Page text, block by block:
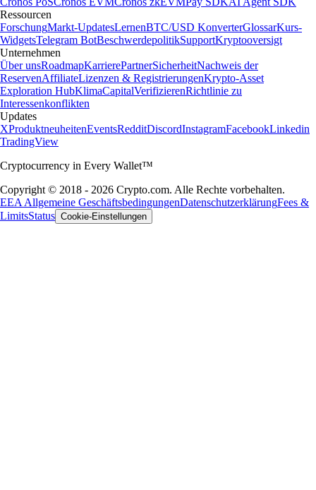
Ressourcen
ForschungMarkt-UpdatesLernenBTC/USD KonverterGlossarKurs-
WidgetsTelegram BotBeschwerdepolitikSupportKryptooversigt
Unternehmen
Über unsRoadmapKarrierePartnerSicherheitNachweis der
ReservenAffiliateLizenzen & RegistrierungenKrypto-Asset
Exploration HubKlimaCapitalVerifizierenRichtlinie zu
Interessenkonflikten
Updates
XProduktneuheitenEventsRedditDiscordInstagramFacebookLinkedin
TradingView
Cryptocurrency in Every Wallet™
Copyright © 2018 - 2026 Crypto.com. Alle Rechte vorbehalten.
EEA Allgemeine GeschäftsbedingungenDatenschutzerklärungFees &
LimitsStatus Cookie-Einstellungen